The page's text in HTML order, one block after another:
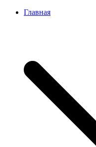
Главная